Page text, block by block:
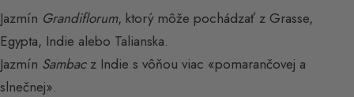
Jazmín Grandiflorum, ktorý môže pochádzať z Grasse,
Egypta, Indie alebo Talianska.
Jazmín Sambacz Indie s vôňou viac «pomarančovej a
slnečnej».